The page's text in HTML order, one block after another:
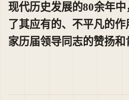
现代历史发展的80余年
了其应有的、不平凡的
家历届领导同志的赞扬和